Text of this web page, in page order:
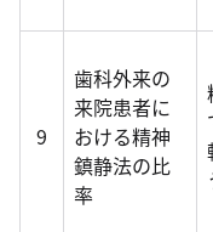
9
歯科外来の
来院患者に
おける精神
鎮静法の比
率